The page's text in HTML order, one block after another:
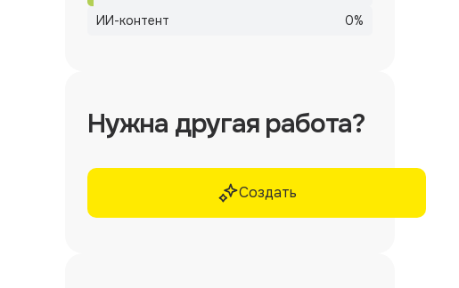
ИИ-контент
0%
Нужна другая работа?
Создать